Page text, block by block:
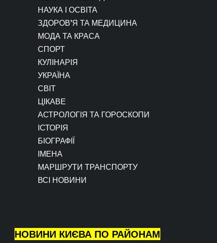
НАУКА І ОСВІТА
ЗДОРОВ’Я ТА МЕДИЦИНА
МОДА ТА КРАСА
СПОРТ
КУЛІНАРІЯ
УКРАЇНА
СВІТ
ЦІКАВЕ
АСТРОЛОГІЯ ТА ГОРОСКОПИ
ІСТОРІЯ
БІОГРАФІЇ
ІМЕНА
МАРШРУТИ ТРАНСПОРТУ
ВСІ НОВИНИ
НОВИНИ КИЄВА ПО РАЙОНАМ